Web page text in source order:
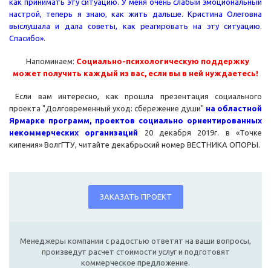
как принимать эту ситуацию. У меня очень слабый эмоциональный
настрой, теперь я знаю, как жить дальше. Кристина Олеговна
выслушала и дала советы, как реагировать на эту ситуацию.
Спасибо».
Напоминаем: Социально-психологическую поддержку
может получить каждый из вас, если вы в ней нуждаетесь!
Если вам интересно, как прошла презентация социального
проекта "Долговременный уход: сбережение души" на областной
Ярмарке программ, проектов социально ориентированных
некоммерческих организаций
20 декабря 2019г. в «Точке
кипения» ВолгГТУ, читайте декабрьский номер ВЕСТНИКА ОПОРЫ.
ЗАКАЗАТЬ ПРОЕКТ
Менеджеры компании с радостью ответят на ваши вопросы,
произведут расчет стоимости услуг и подготовят
коммерческое предложение.